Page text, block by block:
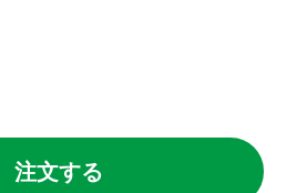
注文する